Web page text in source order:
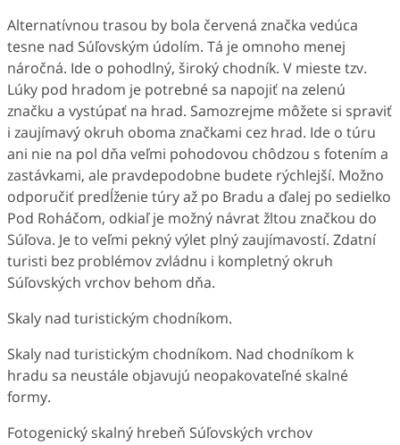
Alternatívnou trasou by bola červená značka vedúca
tesne nad Súľovským údolím. Tá je omnoho menej
náročná. Ide o pohodlný, široký chodník. V mieste tzv.
Lúky pod hradom je potrebné sa napojiť na zelenú
značku a vystúpať na hrad. Samozrejme môžete si spraviť
i zaujímavý okruh oboma značkami cez hrad. Ide o túru
ani nie na pol dňa veľmi pohodovou chôdzou s fotením a
zastávkami, ale pravdepodobne budete rýchlejší. Možno
odporučiť predĺženie túry až po Bradu a ďalej po sedielko
Pod Roháčom, odkiaľ je možný návrat žltou značkou do
Súľova. Je to veľmi pekný výlet plný zaujímavostí. Zdatní
turisti bez problémov zvládnu i kompletný okruh
Súľovských vrchov behom dňa.
Skaly nad turistickým chodníkom.
Skaly nad turistickým chodníkom. Nad chodníkom k
hradu sa neustále objavujú neopakovateľné skalné
formy.
Fotogenický skalný hrebeň Súľovských vrchov